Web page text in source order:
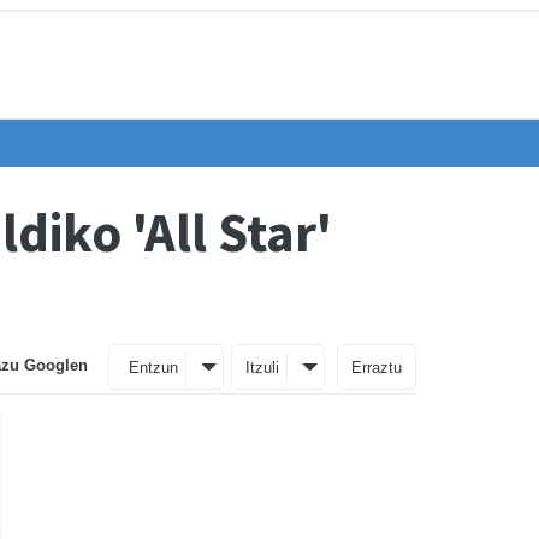
'All Star'
Googlen Entzun Itzuli Erraztu